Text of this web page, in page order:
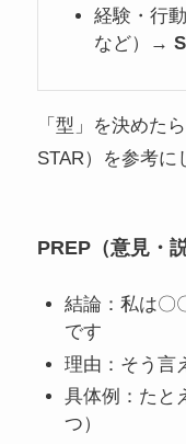
経験・行
など）→
「型」を決めた
STAR）を参考に
PREP（意見・
結論：私は〇
です
理由：そう
具体例：たと
つ）